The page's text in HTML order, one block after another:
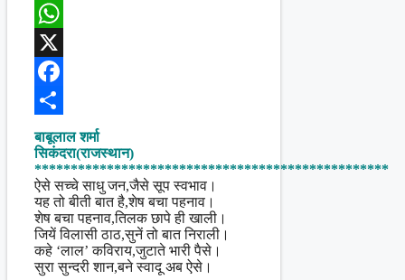
WhatsApp
X
Facebook
Share
बाबूलाल शर्मा
सिकंदरा(राजस्थान)
*************************************************
ऐसे सच्चे साधु जन,जैसे सूप स्वभाव।
यह तो बीती बात है,शेष बचा पहनाव।
शेष बचा पहनाव,तिलक छापे ही खाली।
जियें विलासी ठाठ,सुनें तो बात निराली।
कहे ‘लाल’ कविराय,जुटाते भारी पैसे।
सुरा सुन्दरी शान,बने स्वादू अब ऐसे।